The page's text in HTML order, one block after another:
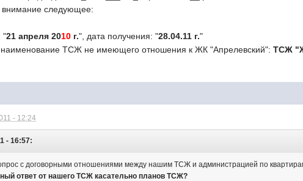
следующее:
"21 апреля 2010 г.", дата получения: "28.04.11 г."
наименование ТСЖ не имеющего отношения к ЖК "Апрелевский":ТСЖ
- 12:24
- 16:57:
с договорными отношениями между нашим ТСЖ и администрацией по
ответ от нашего ТСЖ касательно планов ТСЖ?